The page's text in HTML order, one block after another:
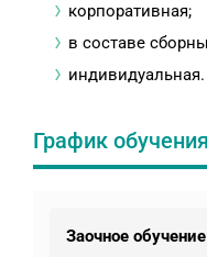
корпоративная;
в составе
индивидуальная.
График обучения
Заочное